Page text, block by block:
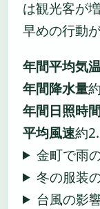
は観光客が
早めの行動
年間平均気
年間降水量
年間日照時
平均風速約
金町で雨
冬の服装
台風の影